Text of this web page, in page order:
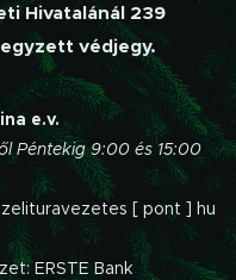
Hivatalánál 239
védjegy.
e.v.
Péntekig 9:00 és 15:00
[ pont ] hu
ERSTE Bank